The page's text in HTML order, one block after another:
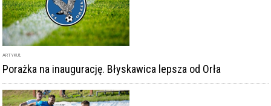
ARTYKUŁ
Porażka na inaugurację. Błyskawica lepsza od Orła